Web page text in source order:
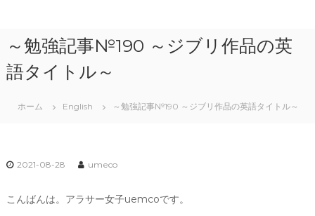
～勉強記事№190 ～ジブリ作品の英
語タイトル～
ホーム English ～勉強記事№190 ～ジブリ作品の英語タイトル～
2021-08-28 umeco
こんばんは。アラサー女子uemcoです。